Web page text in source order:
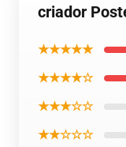
criador
★★★★★
★★★★☆
★★★☆☆
★★☆☆☆